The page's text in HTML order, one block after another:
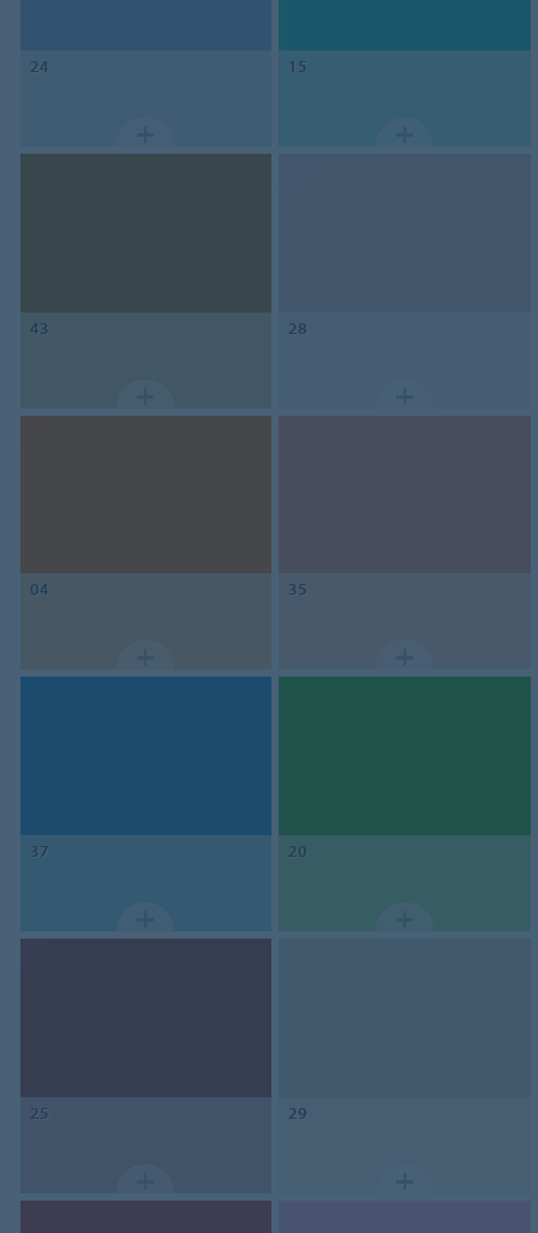
24 15
43 28
04 35
37 20
25 29